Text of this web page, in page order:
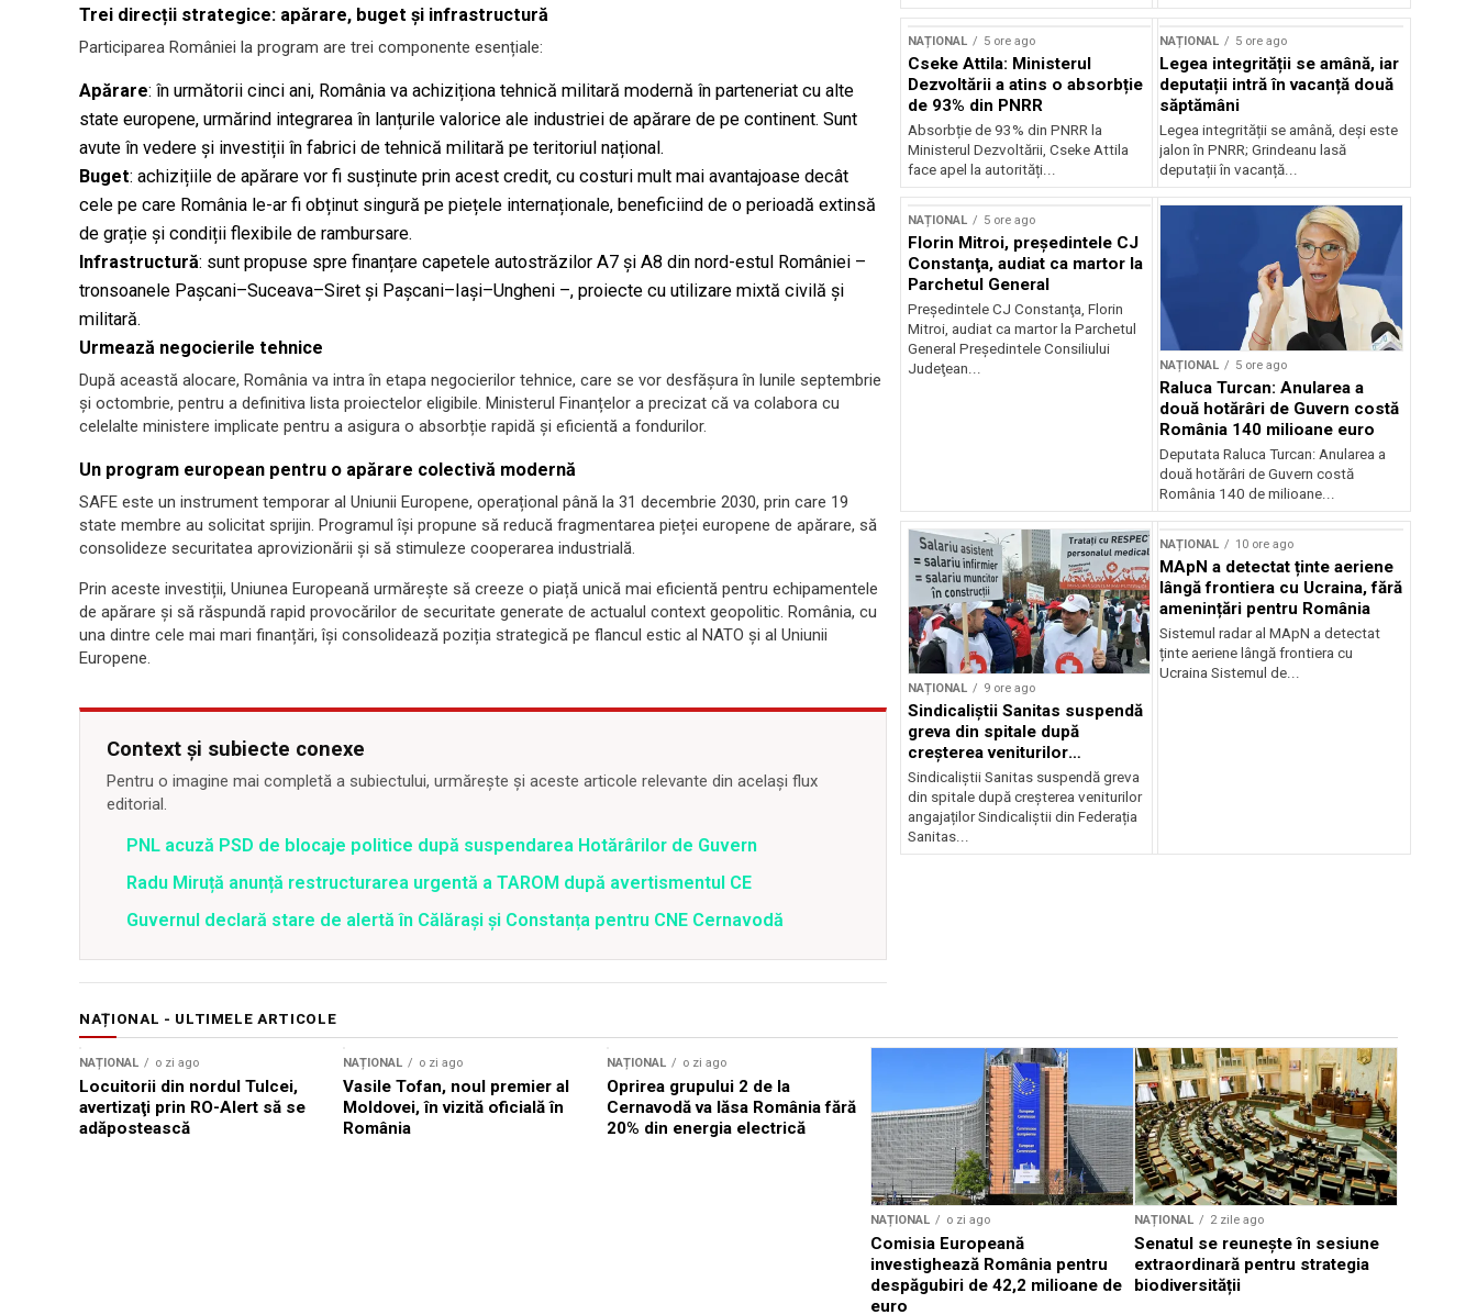
Trei direcții strategice: apărare, buget și infrastructură
Participarea României la program are trei componente esențiale:
Apărare: în următorii cinci ani, România va achiziționa tehnică militară modernă în parteneriat cu alte
state europene, urmărind integrarea în lanțurile valorice ale industriei de apărare de pe continent. Sunt
avute în vedere și investiții în fabrici de tehnică militară pe teritoriul național.
Buget: achizițiile de apărare vor fi susținute prin acest credit, cu costuri mult mai avantajoase decât
cele pe care România le-ar fi obținut singură pe piețele internaționale, beneficiind de o perioadă extinsă
de grație și condiții flexibile de rambursare.
Infrastructură: sunt propuse spre finanțare capetele autostrăzilor A7 și A8 din nord-estul României –
tronsoanele Pașcani–Suceava–Siret și Pașcani–Iași–Ungheni –, proiecte cu utilizare mixtă civilă și
militară.
Urmează negocierile tehnice
După această alocare, România va intra în etapa negocierilor tehnice, care se vor desfășura în lunile septembrie
și octombrie, pentru a definitiva lista proiectelor eligibile. Ministerul Finanțelor a precizat că va colabora cu
celelalte ministere implicate pentru a asigura o absorbție rapidă și eficientă a fondurilor.
Un program european pentru o apărare colectivă modernă
SAFE este un instrument temporar al Uniunii Europene, operațional până la 31 decembrie 2030, prin care 19
state membre au solicitat sprijin. Programul își propune să reducă fragmentarea pieței europene de apărare, să
consolideze securitatea aprovizionării și să stimuleze cooperarea industrială.
Prin aceste investiții, Uniunea Europeană urmărește să creeze o piață unică mai eficientă pentru echipamentele
de apărare și să răspundă rapid provocărilor de securitate generate de actualul context geopolitic. România, cu
una dintre cele mai mari finanțări, își consolidează poziția strategică pe flancul estic al NATO și al Uniunii
Europene.
Context și subiecte conexe
Pentru o imagine mai completă a subiectului, urmărește și aceste articole relevante din același flux
editorial.
PNL acuză PSD de blocaje politice după suspendarea Hotărârilor de Guvern
Radu Miruță anunță restructurarea urgentă a TAROM după avertismentul CE
Guvernul declară stare de alertă în Călărași și Constanța pentru CNE Cernavodă
NAȚIONAL 5 ore ago
Cseke Attila: Ministerul
Dezvoltării a atins o absorbție
de 93% din PNRR
Absorbție de 93% din PNRR la
Ministerul Dezvoltării, Cseke Attila
face apel la autorități...
NAȚIONAL 5 ore ago
Legea integrității se amână, iar
deputații intră în vacanță două
săptămâni
Legea integrității se amână, deși este
jalon în PNRR; Grindeanu lasă
deputații în vacanță...
NAȚIONAL 5 ore ago
Florin Mitroi, preşedintele CJ
Constanţa, audiat ca martor la
Parchetul General
Preşedintele CJ Constanţa, Florin
Mitroi, audiat ca martor la Parchetul
General Preşedintele Consiliului
Judeţean...
NAȚIONAL 5 ore ago
Raluca Turcan: Anularea a
două hotărâri de Guvern costă
România 140 milioane euro
Deputata Raluca Turcan: Anularea a
două hotărâri de Guvern costă
România 140 de milioane...
NAȚIONAL 9 ore ago
Sindicaliștii Sanitas suspendă
greva din spitale după
creșterea veniturilor
angajaților
Sindicaliștii Sanitas suspendă greva
din spitale după creșterea veniturilor
angajaților Sindicaliștii din Federația
Sanitas...
NAȚIONAL 10 ore ago
MApN a detectat ținte aeriene
lângă frontiera cu Ucraina, fără
amenințări pentru România
Sistemul radar al MApN a detectat
ținte aeriene lângă frontiera cu
Ucraina Sistemul de...
NAȚIONAL - ULTIMELE ARTICOLE
NAȚIONAL o zi ago
Locuitorii din nordul Tulcei,
avertizaţi prin RO-Alert să se
adăpostească
NAȚIONAL o zi ago
Vasile Tofan, noul premier al
Moldovei, în vizită oficială în
România
NAȚIONAL o zi ago
Oprirea grupului 2 de la
Cernavodă va lăsa România fără
20% din energia electrică
NAȚIONAL o zi ago
Comisia Europeană
investighează România pentru
despăgubiri de 42,2 milioane de
euro
NAȚIONAL 2 zile ago
Senatul se reunește în sesiune
extraordinară pentru strategia
biodiversității